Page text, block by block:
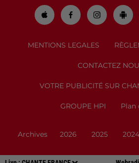
MENTIONS LEGALES
CONTACTEZ
VOTRE PUBLICITÉ SUR
GROUPE HPI Plan
Archives 2026 2025 2024